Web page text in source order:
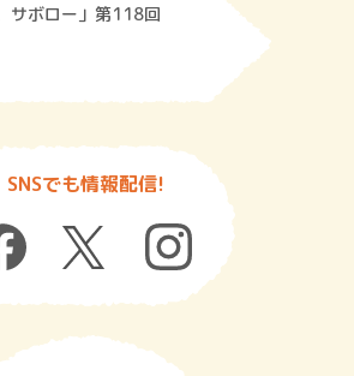
サボロー」第118回
SNSでも情報配信!